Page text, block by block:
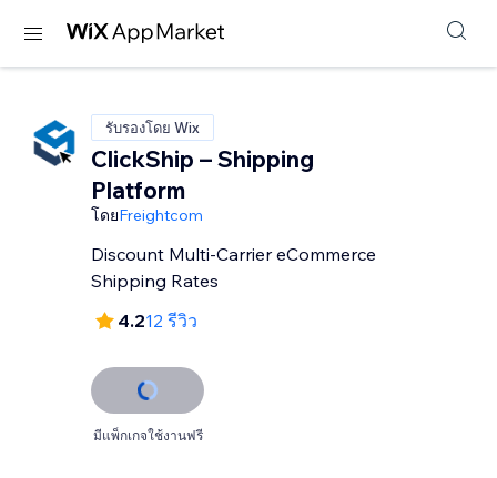
รับรองโดย Wix
ClickShip – Shipping
Platform
โดยFreightcom
Discount Multi-Carrier eCommerce
Shipping Rates
4.212 รีวิว
มีแพ็กเกจใช้งานฟรี